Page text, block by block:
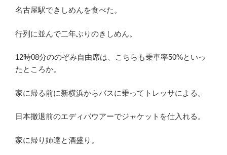
名古屋駅できしめんを食べた。
行列に並んで二年ぶりのきしめん。
12時08分ののぞみ自由席は、こちらも乗車率50%といっ
たところか。
家に帰る前に新横浜からバスに乗ってトレッサによる。
日本撤退前のエディバウアーでジャケットを仕入れる。
家に帰り姉達と酒盛り。